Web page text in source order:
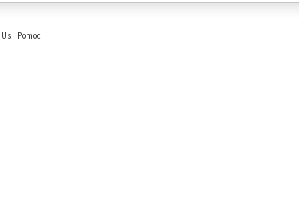
Pomoc